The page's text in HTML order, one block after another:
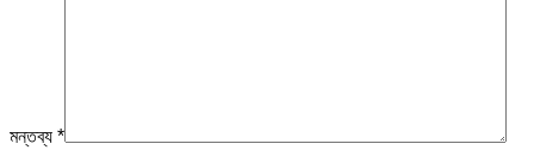
মন্তব্য *